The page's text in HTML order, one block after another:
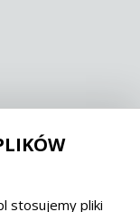
stosujemy pliki